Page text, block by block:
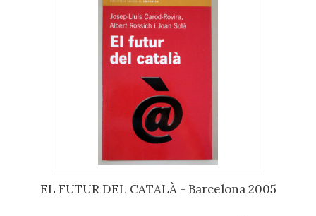
EL FUTUR DEL CATALÀ - Barcelona 2005